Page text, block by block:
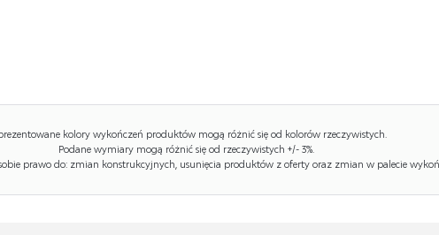
kolory wykończeń produktów mogą różnić się od kolorów rzeczywistych.
Podane wymiary mogą różnić się od rzeczywistych +/- 3%.
prawo do: zmian konstrukcyjnych, usunięcia produktów z oferty oraz zmian w palecie